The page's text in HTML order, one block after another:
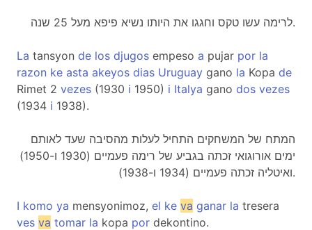
לרימה עשו טקס וחגגו את היותו נשיא פיפא מעל 25 שנה.
La tansyon de los djugos empeso a pujar por la
razon ke asta akeyos dias Uruguay gano la Kopa de
Rimet 2 vezes (1930 i 1950) i Italya gano dos vezes
(1934 i 1938).
המתח של המשחקים התחיל לעלות מהסיבה שעד לאותם
ימים אורוגואי זכתה בגביע של רימה פעמיים (1930 ו-1950)
ואיטליה זכתה פעמיים (1934 ו-1938).
I komo ya mensyonimoz, el ke va ganar la tresera
ves va tomar la kopa por dekontino.